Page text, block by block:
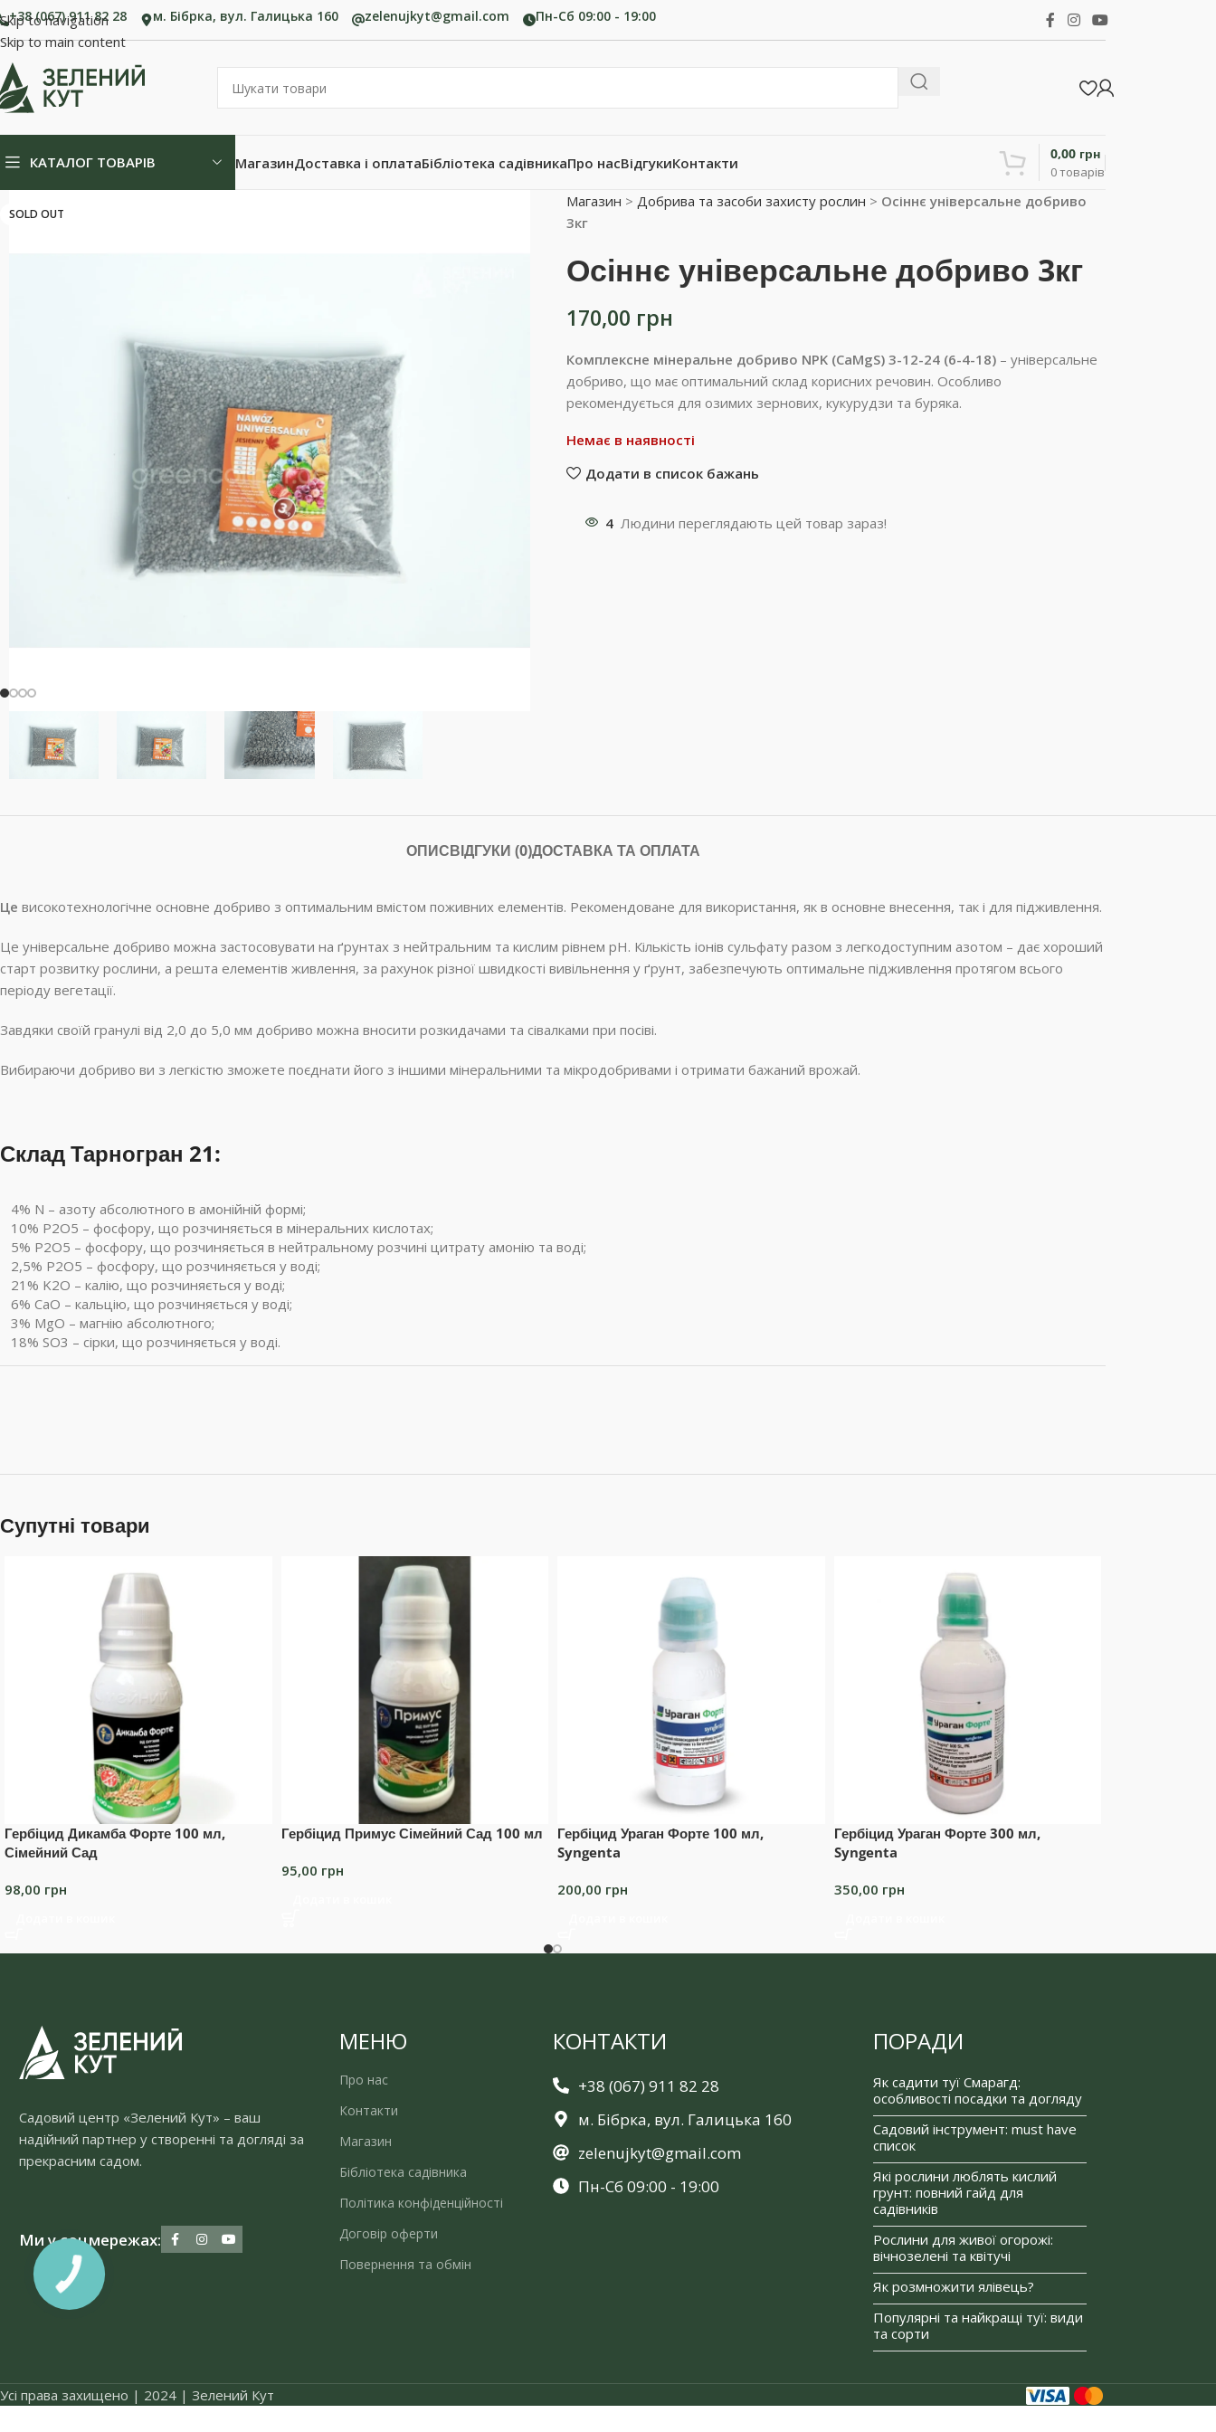
Skip to navigation
Skip to main content
+38 (067) 911 82 28 м. Бібрка, вул. Галицька 160 zelenujkyt@gmail.com Пн-Сб 09:00 - 19:00
КАТАЛОГ ТОВАРІВ МагазинДоставка і оплатаБібліотека садівникаПро насВідгукиКонтакти
0товарів
0,00 грн
SOLD OUT
Магазин > Добрива та засоби захисту рослин > Осіннє універсальне добриво
3кг
Осіннє універсальне добриво 3кг
170,00 грн
Комплексне мінеральне добриво NPK (CaMgS) 3-12-24 (6-4-18)– універсальне
добриво, що має оптимальний склад корисних речовин. Особливо
рекомендується для озимих зернових, кукурудзи та буряка.
Немає в наявності
Додати в список бажань
4 Людини переглядають цей товар зараз!
ОПИСВІДГУКИ (0)ДОСТАВКА ТА ОПЛАТА
Це високотехнологічне основне добриво з оптимальним вмістом поживних елементів. Рекомендоване для використання, як в основне внесення, так і для підживлення.
Це універсальне добриво можна застосовувати на ґрунтах з нейтральним та кислим рівнем рН. Кількість іонів сульфату разом з легкодоступним азотом – дає хороший
старт розвитку рослини, а решта елементів живлення, за рахунок різної швидкості вивільнення у ґрунт, забезпечують оптимальне підживлення протягом всього
періоду вегетації.
Завдяки своїй гранулі від 2,0 до 5,0 мм добриво можна вносити розкидачами та сівалками при посіві.
Вибираючи добриво ви з легкістю зможете поєднати його з іншими мінеральними та мікродобривами і отримати бажаний врожай.
Склад Тарногран 21:
4% N – азоту абсолютного в амонійній формі;
10% P2O5 – фосфору, що розчиняється в мінеральних кислотах;
5% P2O5 – фосфору, що розчиняється в нейтральному розчині цитрату амонію та воді;
2,5% P2O5 – фосфору, що розчиняється у воді;
21% K2O – калію, що розчиняється у воді;
6% CaO – кальцію, що розчиняється у воді;
3% MgO – магнію абсолютного;
18% SO3 – сірки, що розчиняється у воді.
Супутні товари
Гербіцид Дикамба Форте 100 мл,
Сімейний Сад
98,00 грн
Гербіцид Примус Сімейний Сад 100 мл
95,00 грн
Гербіцид Ураган Форте 100 мл,
Syngenta
200,00 грн
Гербіцид Ураган Форте 300 мл,
Syngenta
350,00 грн
Садовий центр «Зелений Кут» – ваш
надійний партнер у створенні та догляді за
прекрасним садом.
Ми у соцмережах:
МЕНЮ
Про нас
Контакти
Магазин
Бібліотека садівника
Політика конфіденційності
Договір оферти
Повернення та обмін
КОНТАКТИ
+38 (067) 911 82 28
м. Бібрка, вул. Галицька 160
zelenujkyt@gmail.com
Пн-Сб 09:00 - 19:00
ПОРАДИ
Як садити туї Смарагд:
особливості посадки та догляду
Садовий інструмент: must have
список
Які рослини люблять кислий
грунт: повний гайд для
садівників
Рослини для живої огорожі:
вічнозелені та квітучі
Як розмножити ялівець?
Популярні та найкращі туї: види
та сорти
Усі права захищено | 2024 | Зелений Кут